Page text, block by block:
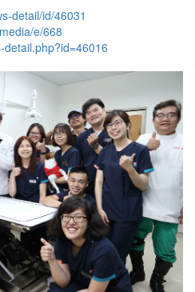
detail/id/46031
e/668
detail.php?id=46016